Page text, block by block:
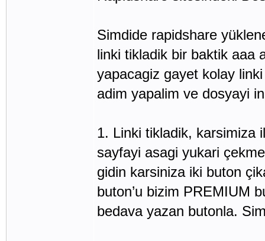
Simdide rapidshare
linki tikladik bir baktik aaa
yapacagiz gayet kolay
adim yapalim ve dosyayi
1. Linki tikladik, karsimiza
sayfayi asagi yukari
gidin karsiniza iki buton
buton’u bizim PREMIUM
bedava yazan butonla.